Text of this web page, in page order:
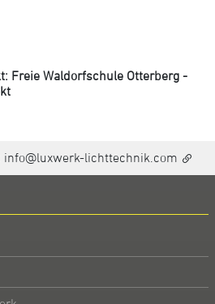
Freie Waldorfschule Otterberg -
info@luxwerk-lichttechnik.com